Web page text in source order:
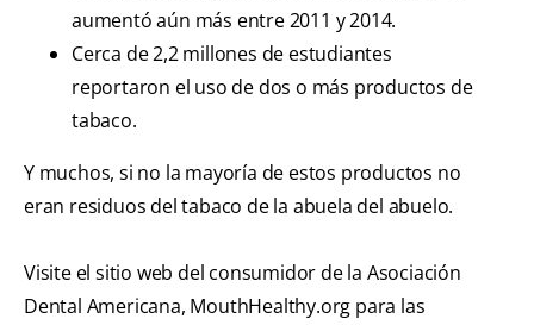
aumentó aún más entre 2011 y 2014.
Cerca de 2,2 millones de estudiantes
reportaron el uso de dos o más productos de
tabaco.
Y muchos, si no la mayoría de estos productos no
eran residuos del tabaco de la abuela del abuelo.
Visite el sitio web del consumidor de la Asociación
Dental Americana, MouthHealthy.org para las